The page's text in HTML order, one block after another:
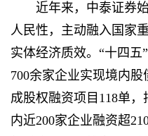
近年来，中泰证券
人民性，主动融入国家
实体经济质效。“十四五
700余家企业实现境内
成股权融资项目118单
内近200家企业融资超